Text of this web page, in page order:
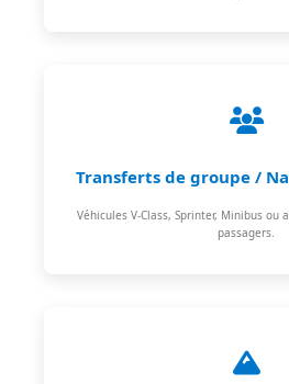
Transferts de groupe /
Véhicules V-Class, Sprinter, Minibus ou
passagers.